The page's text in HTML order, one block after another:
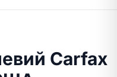
Carfax